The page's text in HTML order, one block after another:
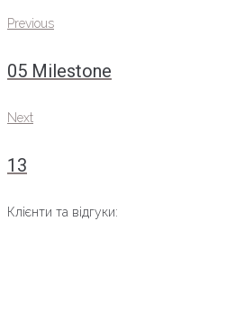
Навігація
Previous
Previous
05 Milestone
Next
Next
13
Клієнти та відгуки: